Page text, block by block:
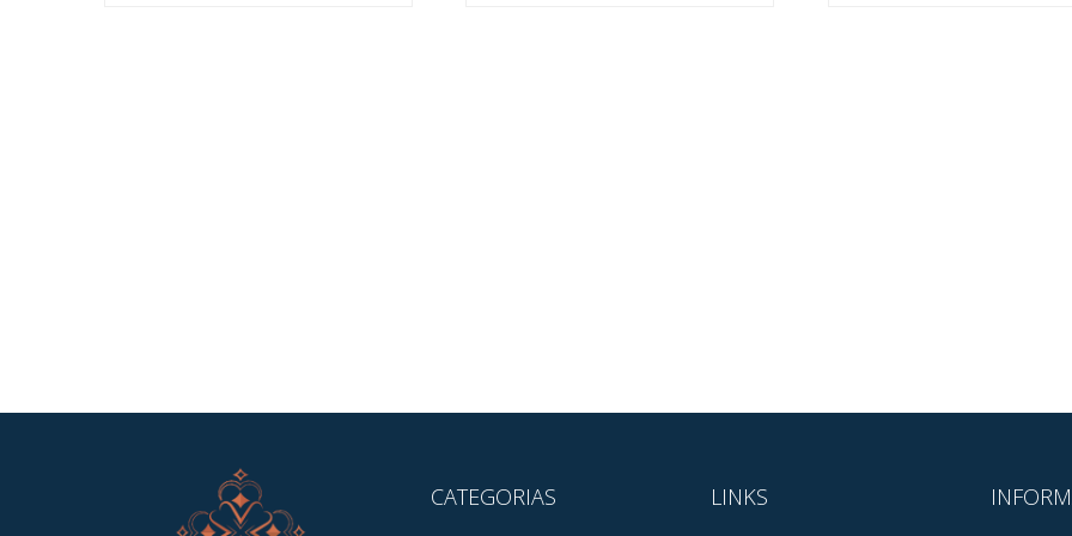
CATEGORIAS LINKS